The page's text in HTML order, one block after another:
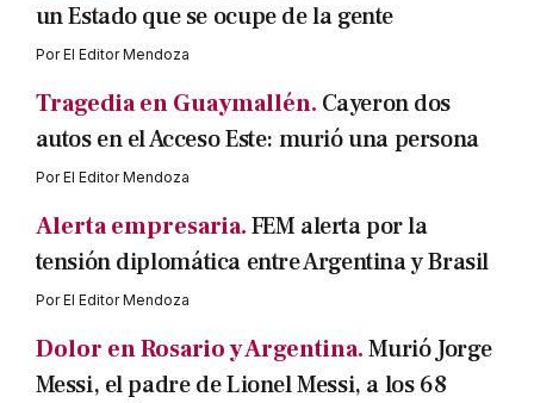
un Estado que se ocupe de la gente
PorEl Editor Mendoza
Tragedia en Guaymallén. Cayeron dos
autos en el Acceso Este: murió una persona
PorEl Editor Mendoza
Alerta empresaria.FEM alerta por la
tensión diplomática entre Argentina y Brasil
PorEl Editor Mendoza
Dolor en Rosario y Argentina.Murió Jorge
Messi, el padre de Lionel Messi, a los 68